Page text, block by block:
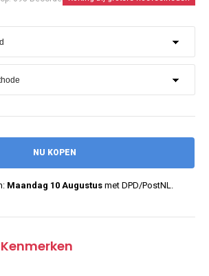
NU KOPEN
Maandag 10 Augustus met DPD/PostNL.